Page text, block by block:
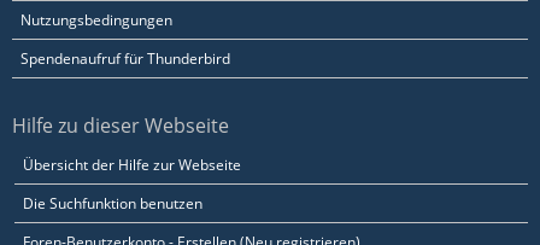
Nutzungsbedingungen
Spendenaufruf für Thunderbird
Hilfe zu dieser Webseite
Übersicht der Hilfe zur Webseite
Die Suchfunktion benutzen